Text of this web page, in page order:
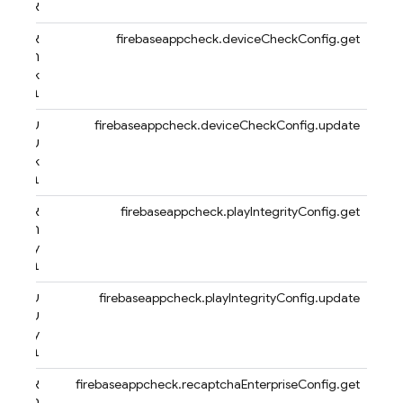
firebaseappcheck.deviceCheckConfig.get
אחזור
firebaseappcheck.deviceCheckConfig.update
עדכון
של
firebaseappcheck.playIntegrityConfig.get
אחזור
firebaseappcheck.playIntegrityConfig.update
עדכון
firebaseappcheck.recaptchaEnterpriseConfig.get
אחזור